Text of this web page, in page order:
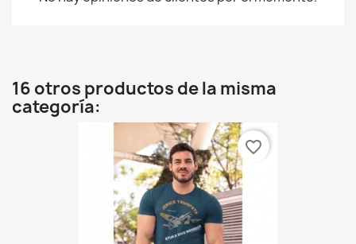
16 otros productos de la misma
categoría:
favorite_border